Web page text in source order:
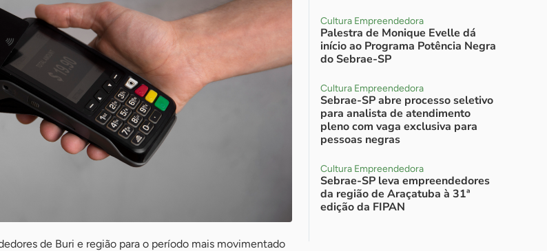
de Buri e região para o período mais movimentado
Cultura Empreendedora
Palestra de Monique Evelle dá
início ao Programa Potência Negra
do Sebrae-SP
Cultura Empreendedora
Sebrae-SP abre processo seletivo
para analista de atendimento
pleno com vaga exclusiva para
pessoas negras
Cultura Empreendedora
Sebrae-SP leva empreendedores
da região de Araçatuba à 31ª
edição da FIPAN